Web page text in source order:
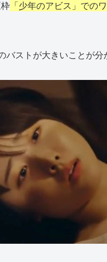
「少年のアビス」での
ストが大きいことが分